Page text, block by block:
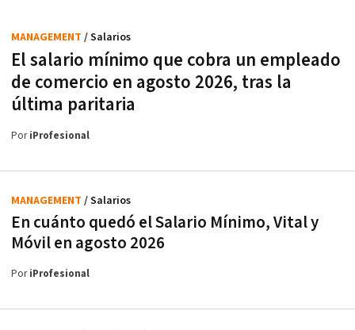
El salario mínimo que cobra un empleado
de comercio en agosto 2026, tras la
última paritaria
MANAGEMENT / Salarios
PoriProfesional
En cuánto quedó el Salario Mínimo, Vital y
Móvil en agosto 2026
MANAGEMENT / Salarios
PoriProfesional